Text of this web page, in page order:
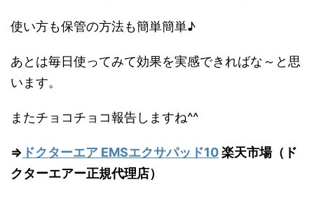
使い方も保管の方法も簡単簡単♪
あとは毎日使ってみて効果を実感できればな～と思
います。
またチョコチョコ報告しますね^^
⇒ ドクターエア EMSエクサパッド10楽天市場（ド
クターエアー正規代理店）